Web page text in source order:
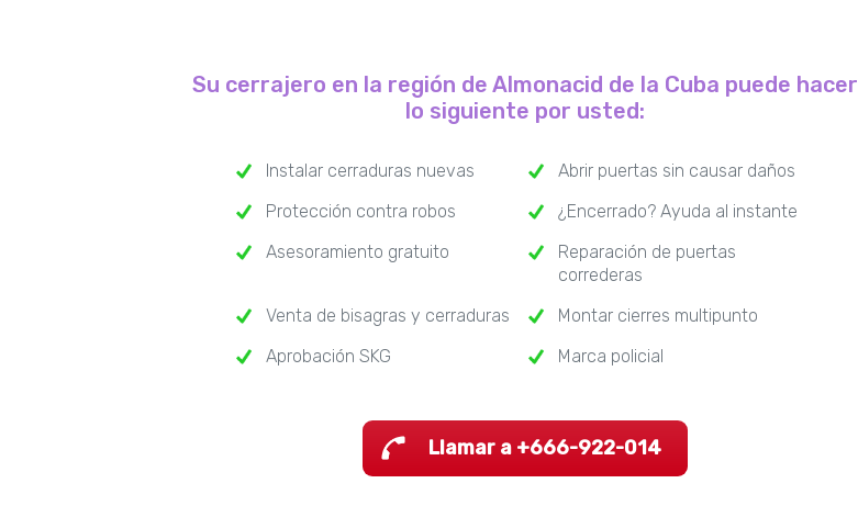
Su cerrajero en la región de Almonacid de la Cuba puede hacer
lo siguiente por usted:
Instalar cerraduras nuevas
Abrir puertas sin causar daños
Protección contra robos
¿Encerrado? Ayuda al instante
Asesoramiento gratuito
Reparación de puertas
correderas
Venta de bisagras y cerraduras
Montar cierres multipunto
Aprobación SKG
Marca policial
Llamar a +666-922-014